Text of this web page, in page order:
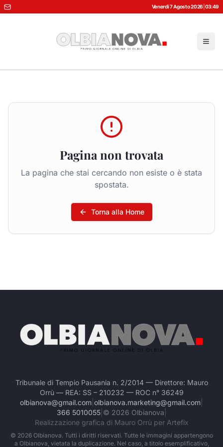
Venerdì 7 Agosto 2026 03:49
Pagina non trovata
La pagina che stai cercando non esiste o è stata
spostata.
Torna alla Home
Tribunale di Tempio Pausania n. 2/2014 — Direttore: Mauro
Orrù — REA: SS – 210232 — ROC n° 36249
olbianova@gmail.com olbianova.marketing@gmail.com
366 5010055| © 2026 Olbianova
Realizzazione grafica di Mauro Orrù per Artefix
© 2026Olbianova. Tutti i diritti riservati. Tutte le immagini appartengono
a Olbianova, vietata la duplicazione. Nel caso, a titolo esemplificativo,